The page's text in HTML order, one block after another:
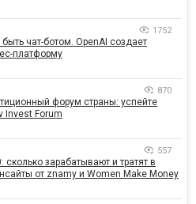
1752
быть чат-ботом. OpenAI создает
платформу
870
форум страны: успейте
Invest Forum
557
зарабатывают и тратят в
от znamy и Women Make Money